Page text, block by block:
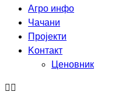
Агро инфо
Чачани
Пројекти
Kонтакт
Ценовник